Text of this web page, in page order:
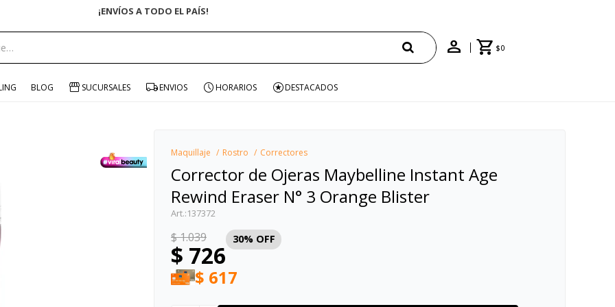
¡ENVÍOS A TODO EL PAÍS!
$0
BLOG SUCURSALES ENVIOS HORARIOS DESTACADOS
Maquillaje Rostro Correctores
Corrector de Ojeras Maybelline Instant Age
Rewind Eraser N° 3 Orange Blister
137372
$ 726
$1.039 30
$ 617